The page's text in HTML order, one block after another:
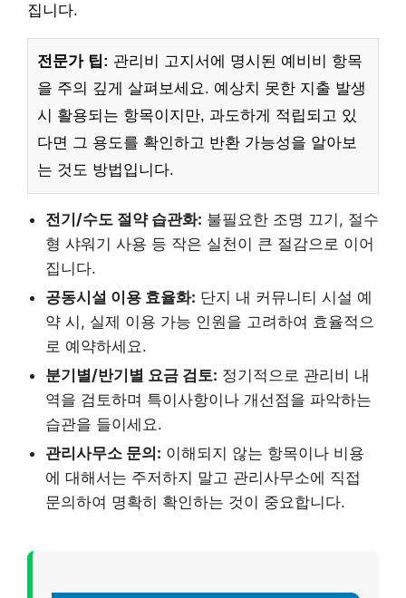
집니다.
전문가 팁: 관리비 고지서에 명시된 예비비 항목
을 주의 깊게 살펴보세요. 예상치 못한 지출 발생
시 활용되는 항목이지만, 과도하게 적립되고 있
다면 그 용도를 확인하고 반환 가능성을 알아보
는 것도 방법입니다.
전기/수도 절약 습관화: 불필요한 조명 끄기, 절수
형 샤워기 사용 등 작은 실천이 큰 절감으로 이어
집니다.
공동시설 이용 효율화: 단지 내 커뮤니티 시설 예
약 시, 실제 이용 가능 인원을 고려하여 효율적으
로 예약하세요.
분기별/반기별 요금 검토: 정기적으로 관리비 내
역을 검토하며 특이사항이나 개선점을 파악하는
습관을 들이세요.
관리사무소 문의: 이해되지 않는 항목이나 비용
에 대해서는 주저하지 말고 관리사무소에 직접
문의하여 명확히 확인하는 것이 중요합니다.